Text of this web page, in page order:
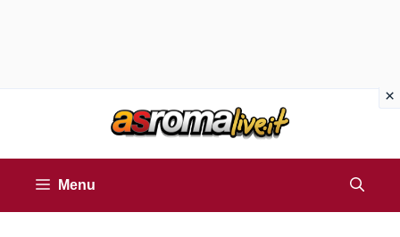
Menu